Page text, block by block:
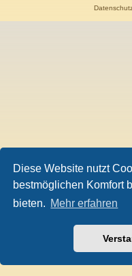
Diese Website nutzt
bestmöglichen Komfort
bieten. Mehr erfahren